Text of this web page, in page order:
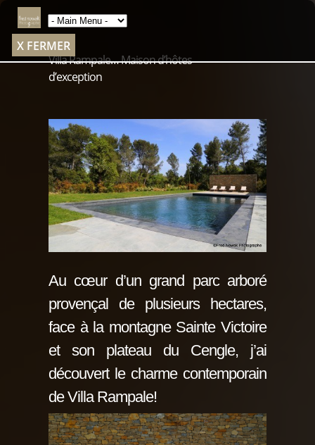
X FERMER
Villa Rampale… Maison d’hôtes
d’exception
Au cœur d’un grand parc arboré
provençal de plusieurs hectares,
face à la montagne Sainte Victoire
et son plateau du Cengle, j’ai
découvert le charme contemporain
de Villa Rampale!